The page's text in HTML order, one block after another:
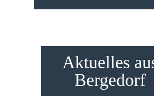
Aktuelles
Bergedorf